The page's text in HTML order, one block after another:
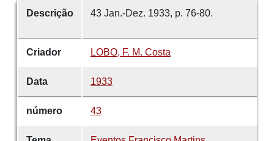
Descrição 43 Jan.-Dez. 1933, p. 76-80.
Criador LOBO, F. M. Costa
Data 1933
número 43